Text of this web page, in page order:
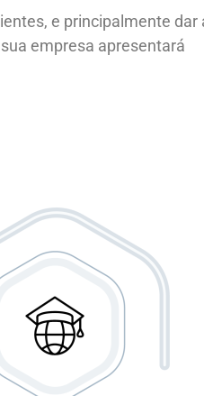
e principalmente dar
empresa apresentará